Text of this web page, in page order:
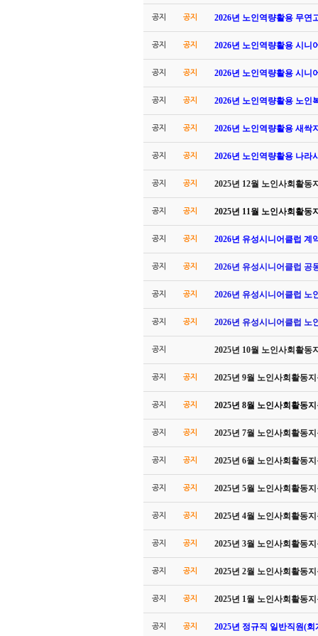
공지 공지 2026년 노인역량활용 무연
공지 공지 2026년 노인역량활용 시니
공지 공지 2026년 노인역량활용 시니
공지 공지 2026년 노인역량활용 노인
공지 공지 2026년 노인역량활용 새싹
공지 공지 2026년 노인역량활용 나라
공지 공지 2025년 12월 노인사회활동
공지 공지 2025년 11월 노인사회활동
공지 공지 2026년 유성시니어클럽 계
공지 공지 2026년 유성시니어클럽 공
공지 공지 2026년 유성시니어클럽 노
공지 공지 2026년 유성시니어클럽 노
공지 2025년 10월 노인사회활동
공지 공지 2025년 9월 노인사회활동
공지 공지 2025년 8월 노인사회활동
공지 공지 2025년 7월 노인사회활동
공지 공지 2025년 6월 노인사회활동
공지 공지 2025년 5월 노인사회활동
공지 공지 2025년 4월 노인사회활동
공지 공지 2025년 3월 노인사회활동
공지 공지 2025년 2월 노인사회활동
공지 공지 2025년 1월 노인사회활동
공지 공지 2025년 정규직 일반직원(